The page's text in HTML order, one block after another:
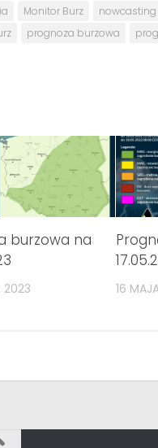
Monitor Burz nowcasting
prognoza burzowa
burzowa na
2023 16